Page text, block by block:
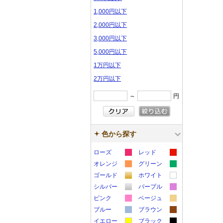
1,000円以下
2,000円以下
3,000円以下
5,000円以下
1万円以下
2万円以下
～ 円
色から探す
ローズ
カ
ラ
レッド
カ
ラ
オレンジ
カ
ラ
グリーン
カ
ラ
ゴールド
カ
ラ
ホワイト
カ
ラ
シルバー
カ
ラ
ー
パープル
カ
ラ
ピンク
カ
ラ
ベージュ
カ
ラ
ブルー
カ
ブラウン
カ
イエロー
ブラック